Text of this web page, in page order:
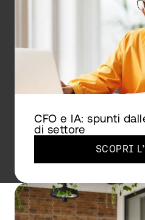
CFO e IA: spunti
di settore
SCOPRI